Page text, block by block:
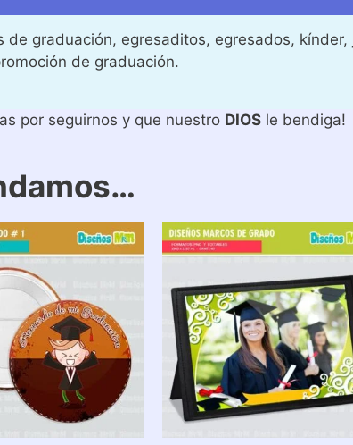
de graduación, egresaditos, egresados,
de graduación.
por seguirnos y que nuestro DIOSle bendiga!